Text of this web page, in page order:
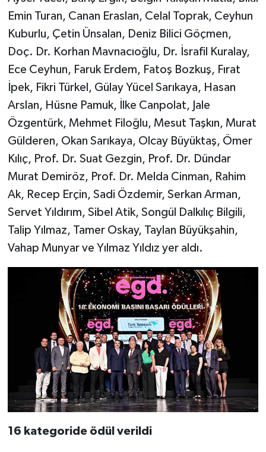
Emin Turan, Canan Eraslan, Celal Toprak, Ceyhun
Kuburlu, Çetin Ünsalan, Deniz Bilici Göçmen,
Doç. Dr. Korhan Mavnacıoğlu, Dr. İsrafil Kuralay,
Ece Ceyhun, Faruk Erdem, Fatoş Bozkuş, Fırat
İpek, Fikri Türkel, Gülay Yücel Sarıkaya, Hasan
Arslan, Hüsne Pamuk, İlke Canpolat, Jale
Özgentürk, Mehmet Filoğlu, Mesut Taşkın, Murat
Gülderen, Okan Sarıkaya, Olcay Büyüktaş, Ömer
Kılıç, Prof. Dr. Suat Gezgin, Prof. Dr. Dündar
Murat Demiröz, Prof. Dr. Melda Cinman, Rahim
Ak, Recep Erçin, Sadi Özdemir, Serkan Arman,
Servet Yıldırım, Sibel Atik, Songül Dalkılıç Bilgili,
Talip Yılmaz, Tamer Oskay, Taylan Büyükşahin,
Vahap Munyar ve Yılmaz Yıldız yer aldı.
16 kategoride ödül verildi